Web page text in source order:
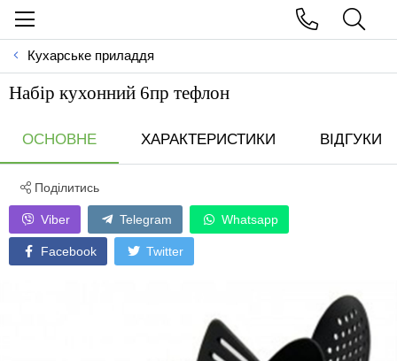
Кухарське приладдя
Набір кухонний 6пр тефлон
ОСНОВНЕ ХАРАКТЕРИСТИКИ ВІДГУКИ
Поділитись
Viber Telegram Whatsapp
Facebook Twitter